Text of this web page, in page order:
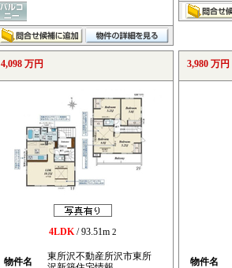
4,098 万円
4LDK/ 93.51m 2
物件名
東所沢不動産所沢市東所
3,980 万円
物件名